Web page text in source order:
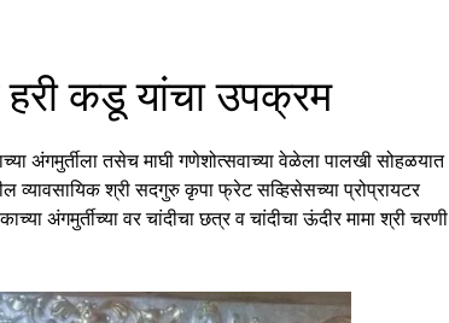
हरी कडू यांचा उपक्रम
अंगमुर्तीला तसेच माघी गणेशोत्सवाच्या वेळेला पालखी सोहळयात
व्यावसायिक श्री सदगुरु कृपा फ्रेट सव्हिसेसच्या प्रोप्रायटर
अंगमुर्तीच्या वर चांदीचा छत्र व चांदीचा ऊंदीर मामा श्री चरणी